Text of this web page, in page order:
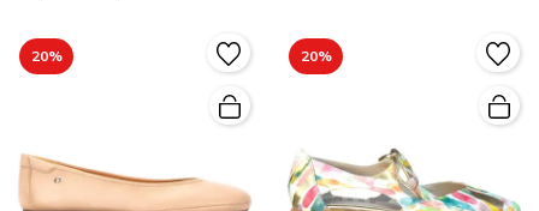
20% 20%